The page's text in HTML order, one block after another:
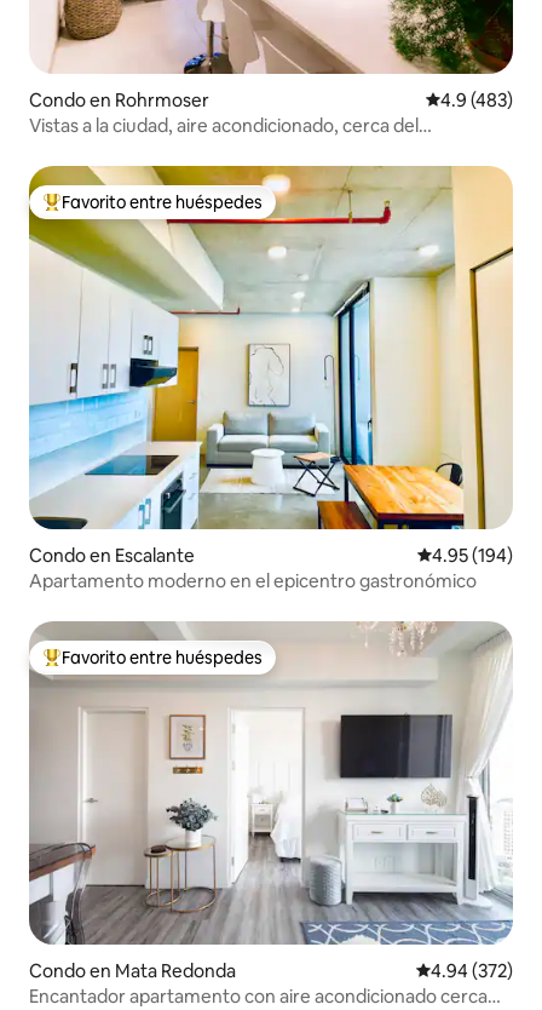
Condo en Rohrmoser Calificación
4.9 (483)
Vistas a la ciudad, aire acondicionado, cerca del
Favorito entre huéspedes preferido
Favorito entre huéspedes
Condo en Escalante Calificación
4.95 (194)
Apartamento moderno en el epicentro gastronómico
Favorito entre huéspedes preferido
Favorito entre huéspedes
Condo en Mata Redonda Calificación
4.94 (372)
Encantador apartamento con aire acondicionado cerca